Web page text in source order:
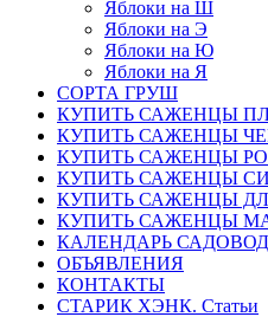
Яблоки на Ш
Яблоки на Э
Яблоки на Ю
Яблоки на Я
СОРТА ГРУШ
КУПИТЬ САЖЕНЦЫ
КУПИТЬ САЖЕНЦЫ
КУПИТЬ САЖЕНЦЫ
КУПИТЬ САЖЕНЦЫ
КУПИТЬ САЖЕНЦЫ
КУПИТЬ САЖЕНЦЫ
КАЛЕНДАРЬ
ОБЪЯВЛЕНИЯ
КОНТАКТЫ
СТАРИК ХЭНК. Статьи